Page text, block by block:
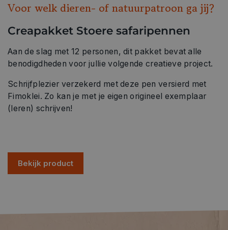
Voor welk dieren- of natuurpatroon ga jij?
Creapakket Stoere safaripennen
Aan de slag met 12 personen, dit pakket bevat alle
benodigdheden voor jullie volgende creatieve project.
Schrijfplezier verzekerd met deze pen versierd met
Fimoklei. Zo kan je met je eigen origineel exemplaar
(leren) schrijven!
Bekijk product